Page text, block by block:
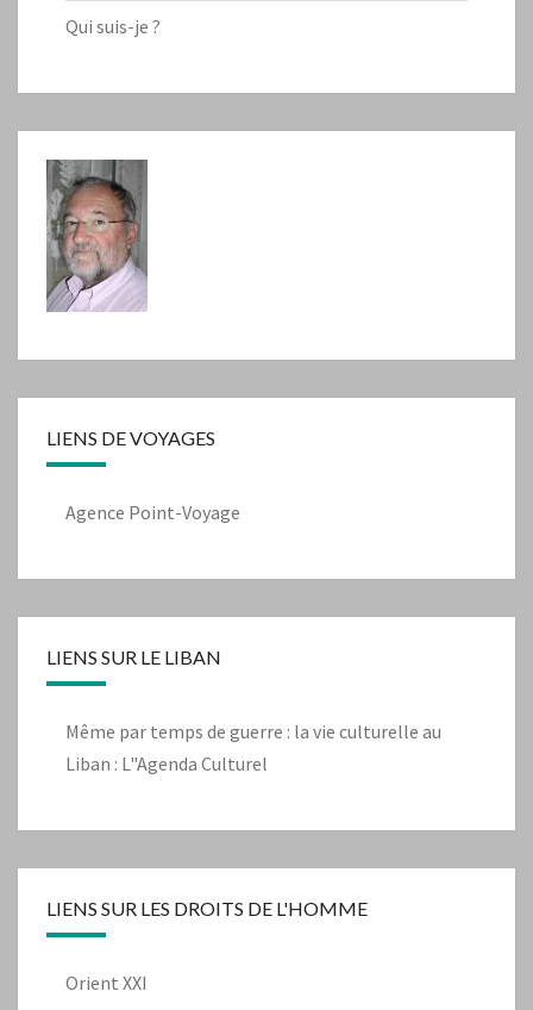
Qui suis-je ?
LIENS DE VOYAGES
Agence Point-Voyage
LIENS SUR LE LIBAN
Même par temps de guerre : la vie culturelle au
Liban : L"Agenda Culturel
LIENS SUR LES DROITS DE L'HOMME
Orient XXI